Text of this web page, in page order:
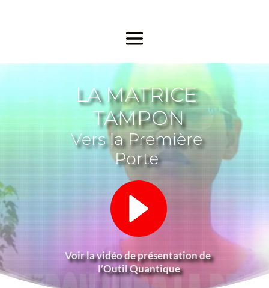
LA MATRICE
TAMPON
Vers la Première
Porte
Voir la vidéo de présentation de
l’Outil Quantique